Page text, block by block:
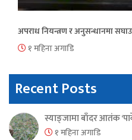
अपराध नियन्त्रण र अनुसन्धानमा
१ महिना अगाडि
Recent Posts
स्याङ्जामा बाँदर आतंक
१ महिना अगाडि